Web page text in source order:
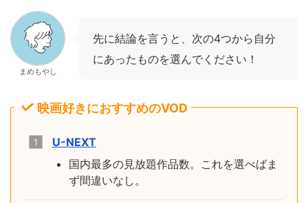
まめもやし
先に結論を言うと、次の4つから自分
にあったものを選んでください！
映画好きにおすすめのVOD
U-NEXT
国内最多の見放題作品数。これを選べばま
ず間違いなし。